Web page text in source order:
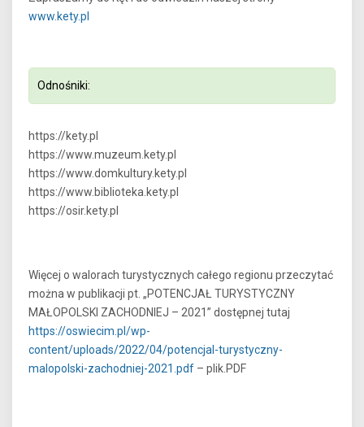
www.kety.pl
Odnośniki:
https://kety.pl
https://www.muzeum.kety.pl
https://www.domkultury.kety.pl
https://www.biblioteka.kety.pl
https://osir.kety.pl
Więcej o walorach turystycznych całego regionu przeczytać
można w publikacji pt. „POTENCJAŁ TURYSTYCZNY
MAŁOPOLSKI ZACHODNIEJ – 2021” dostępnej tutaj
https://oswiecim.pl/wp-
content/uploads/2022/04/potencjal-turystyczny-
malopolski-zachodniej-2021.pdf – plik.PDF